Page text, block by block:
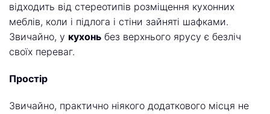
відходить від стереотипів розміщення кухонних
меблів, коли і підлога і стіни зайняті шафками.
Звичайно, у кухонь без верхнього ярусу є безліч
своїх переваг.
Простір
Звичайно, практично ніякого додаткового місця не